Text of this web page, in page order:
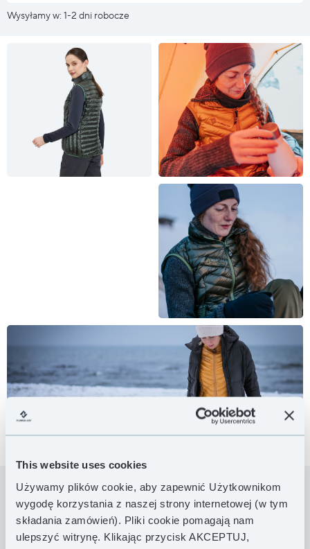
This website uses cookies
Używamy plików cookie, aby zapewnić Użytkownikom
wygodę korzystania z naszej strony internetowej (w tym
składania zamówień). Pliki cookie pomagają nam
ulepszyć witrynę. Klikając przycisk AKCEPTUJ,
Wysyłamy w: 1-2 dni robocze
Wyjątkowo lekka i charakteryzująca się
minimalistyczną konstrukcją Minilite to kamizelka